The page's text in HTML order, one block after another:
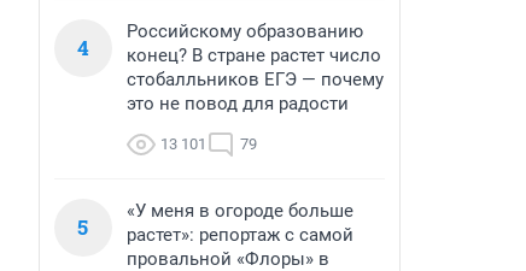
4
Российскому образованию
конец? В стране растет число
стобалльников ЕГЭ — почему
это не повод для радости
13 101 79
5
«У меня в огороде больше
растет»: репортаж с самой
провальной «Флоры» в